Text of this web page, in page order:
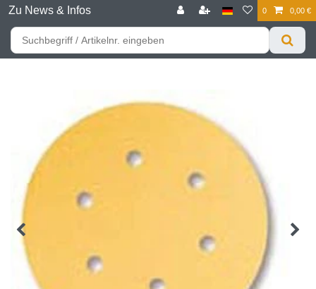
Zu News & Infos 0 0,00 €
Für bessere Preise HIER registrieren!